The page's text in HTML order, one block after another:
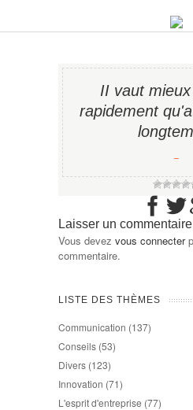
II vaut
rapidement
−
Laisser un commentaire
Vous devez vous connecter
commentaire.
LISTE DES THÈMES
Communication (137)
Conseils (53)
Divers (123)
Innovation (71)
L'esprit d'entreprise (77)